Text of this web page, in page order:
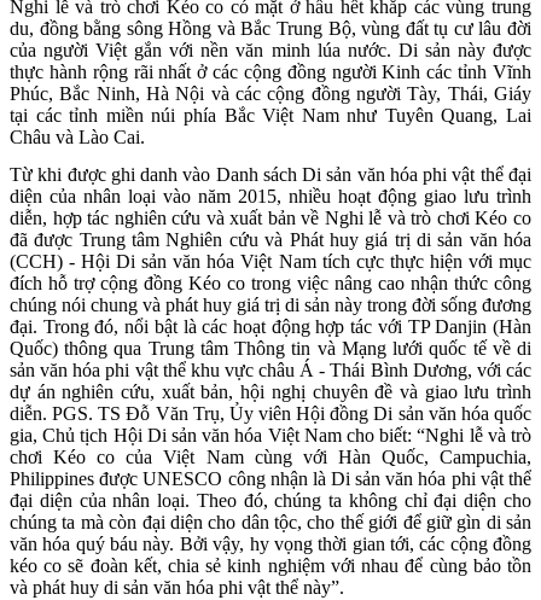
Nghi lễ và trò chơi Kéo co có mặt ở hầu hết khắp các vùng trung
du, đồng bằng sông Hồng và Bắc Trung Bộ, vùng đất tụ cư lâu đời
của người Việt gắn với nền văn minh lúa nước. Di sản này được
thực hành rộng rãi nhất ở các cộng đồng người Kinh các tỉnh Vĩnh
Phúc, Bắc Ninh, Hà Nội và các cộng đồng người Tày, Thái, Giáy
tại các tỉnh miền núi phía Bắc Việt Nam như Tuyên Quang, Lai
Châu và Lào Cai.
Từ khi được ghi danh vào Danh sách Di sản văn hóa phi vật thể đại
diện của nhân loại vào năm 2015, nhiều hoạt động giao lưu trình
diễn, hợp tác nghiên cứu và xuất bản về Nghi lễ và trò chơi Kéo co
đã được Trung tâm Nghiên cứu và Phát huy giá trị di sản văn hóa
(CCH) - Hội Di sản văn hóa Việt Nam tích cực thực hiện với mục
đích hỗ trợ cộng đồng Kéo co trong việc nâng cao nhận thức công
chúng nói chung và phát huy giá trị di sản này trong đời sống đương
đại. Trong đó, nổi bật là các hoạt động hợp tác với TP Danjin (Hàn
Quốc) thông qua Trung tâm Thông tin và Mạng lưới quốc tế về di
sản văn hóa phi vật thể khu vực châu Á - Thái Bình Dương, với các
dự án nghiên cứu, xuất bản, hội nghị chuyên đề và giao lưu trình
diễn. PGS. TS Đỗ Văn Trụ, Ủy viên Hội đồng Di sản văn hóa quốc
gia, Chủ tịch Hội Di sản văn hóa Việt Nam cho biết: “Nghi lễ và trò
chơi Kéo co của Việt Nam cùng với Hàn Quốc, Campuchia,
Philippines được UNESCO công nhận là Di sản văn hóa phi vật thể
đại diện của nhân loại. Theo đó, chúng ta không chỉ đại diện cho
chúng ta mà còn đại diện cho dân tộc, cho thế giới để giữ gìn di sản
văn hóa quý báu này. Bởi vậy, hy vọng thời gian tới, các cộng đồng
kéo co sẽ đoàn kết, chia sẻ kinh nghiệm với nhau để cùng bảo tồn
và phát huy di sản văn hóa phi vật thể này”.